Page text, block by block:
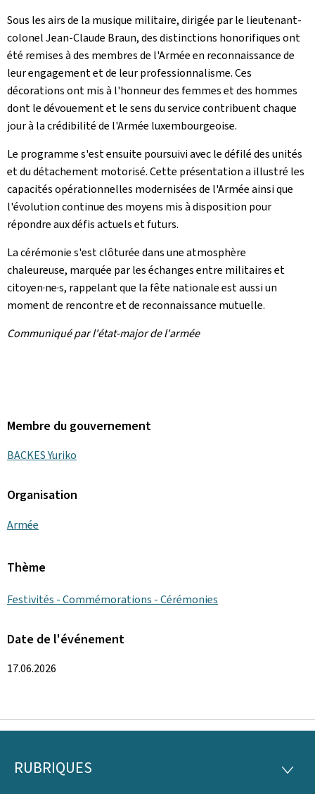
Sous les airs de la musique militaire, dirigée par le lieutenant-
colonel Jean-Claude Braun, des distinctions honorifiques ont
été remises à des membres de l'Armée en reconnaissance de
leur engagement et de leur professionnalisme. Ces
décorations ont mis à l'honneur des femmes et des hommes
dont le dévouement et le sens du service contribuent chaque
jour à la crédibilité de l'Armée luxembourgeoise.
Le programme s'est ensuite poursuivi avec le défilé des unités
et du détachement motorisé. Cette présentation a illustré les
capacités opérationnelles modernisées de l'Armée ainsi que
l'évolution continue des moyens mis à disposition pour
répondre aux défis actuels et futurs.
La cérémonie s'est clôturée dans une atmosphère
chaleureuse, marquée par les échanges entre militaires et
citoyen·ne·s, rappelant que la fête nationale est aussi un
moment de rencontre et de reconnaissance mutuelle.
Communiqué par l'état-major de l'armée
Membre du gouvernement
BACKES Yuriko
Organisation
Armée
Thème
Festivités - Commémorations - Cérémonies
Date de l'événement
17.06.2026
Pied
RUBRIQUES